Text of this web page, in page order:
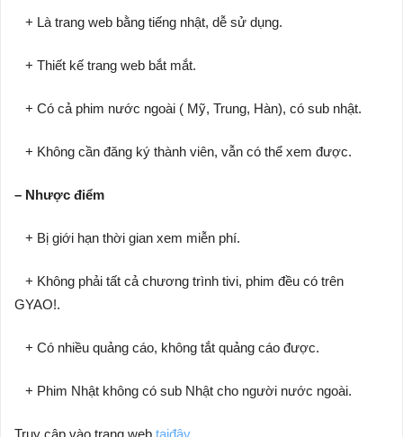
+ Là trang web bằng tiếng nhật, dễ sử dụng.
+ Thiết kế trang web bắt mắt.
+ Có cả phim nước ngoài ( Mỹ, Trung, Hàn), có sub nhật.
+ Không cần đăng ký thành viên, vẫn có thể xem được.
– Nhược điểm
+ Bị giới hạn thời gian xem miễn phí.
+ Không phải tất cả chương trình tivi, phim đều có trên
GYAO!.
+ Có nhiều quảng cáo, không tắt quảng cáo được.
+ Phim Nhật không có sub Nhật cho người nước ngoài.